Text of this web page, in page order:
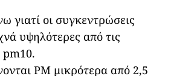
γιατί οι συγκεντρώσεις
υψηλότερες από τις
pm10.
PM μικρότερα από 2,5